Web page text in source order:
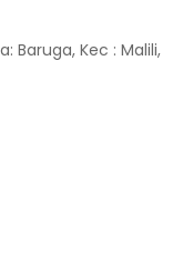
Baruga, Kec : Malili,